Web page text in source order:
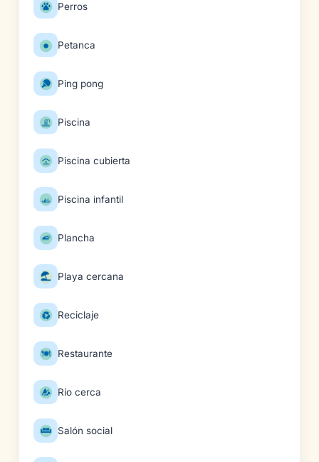
Perros
Petanca
Ping pong
Piscina
Piscina cubierta
Piscina infantil
Plancha
Playa cercana
Reciclaje
Restaurante
Río cerca
Salón social